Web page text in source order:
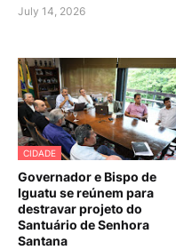
July 14, 2026
CIDADE
Governador e Bispo de
Iguatu se reúnem para
destravar projeto do
Santuário de Senhora
Santana